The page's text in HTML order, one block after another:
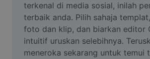
Pertingkat kualiti
Editor Video
Pangkas Video
terkenal di media sosial, inilah
terbaik anda. Pilih sahaja
foto dan klip, dan biarkan editor
intuitif uruskan selebihnya.
meneroka sekarang untuk temui